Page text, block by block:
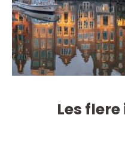
Les